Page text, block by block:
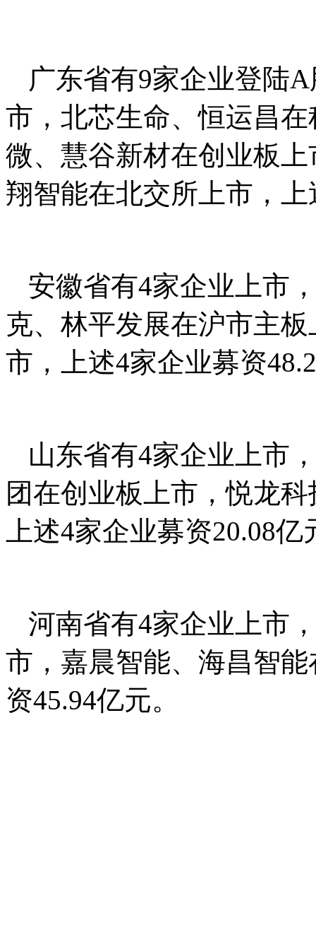
广东省有9家企业登陆
市，北芯生命、恒运昌
微、慧谷新材在创业板
翔智能在北交所上市，
安徽省有4家企业上市
克、林平发展在沪市主
市，上述4家企业募资
山东省有4家企业上市
团在创业板上市，悦龙
上述4家企业募资20.08亿
河南省有4家企业上市
市，嘉晨智能、海昌智
资45.94亿元。